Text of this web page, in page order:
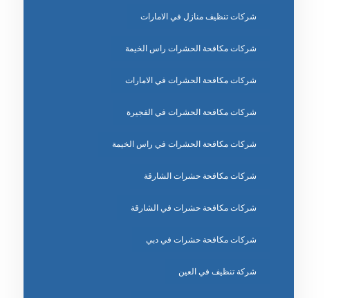
شركات تنظيف منازل في الامارات
شركات مكافحة الحشرات راس الخيمة
شركات مكافحة الحشرات في الامارات
شركات مكافحة الحشرات في الفجيرة
شركات مكافحة الحشرات في راس الخيمة
شركات مكافحة حشرات الشارقة
شركات مكافحة حشرات في الشارقة
شركات مكافحة حشرات في دبي
شركة تنظيف في العين